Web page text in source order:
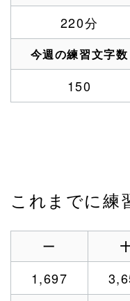
220分
今週の練習文字数
150
これまでに練
一
1,697